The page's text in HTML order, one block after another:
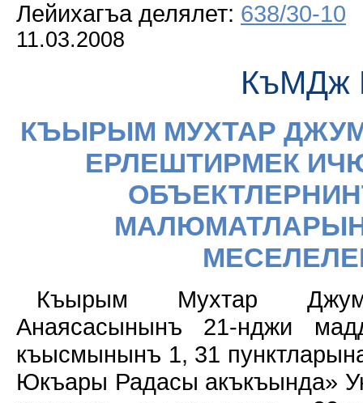
Лейихагъа делялет: 638/30-10
11.03.2008
КъМДж
КЪЫРЫМ МУХТАР
ЕРЛЕШТИРМЕК
Къырым Мухтар
Анаясасынынъ 21-нджи
къысмынынъ 1, 31
Юкъары Радасы акъкъында»